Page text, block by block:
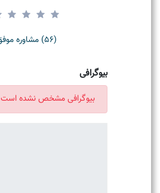
(56) مشاوره موفق
بیوگرافی
بیوگرافی مشخص نشده است